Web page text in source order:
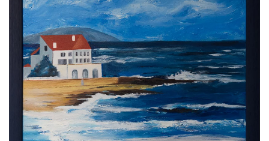
Voir l'image